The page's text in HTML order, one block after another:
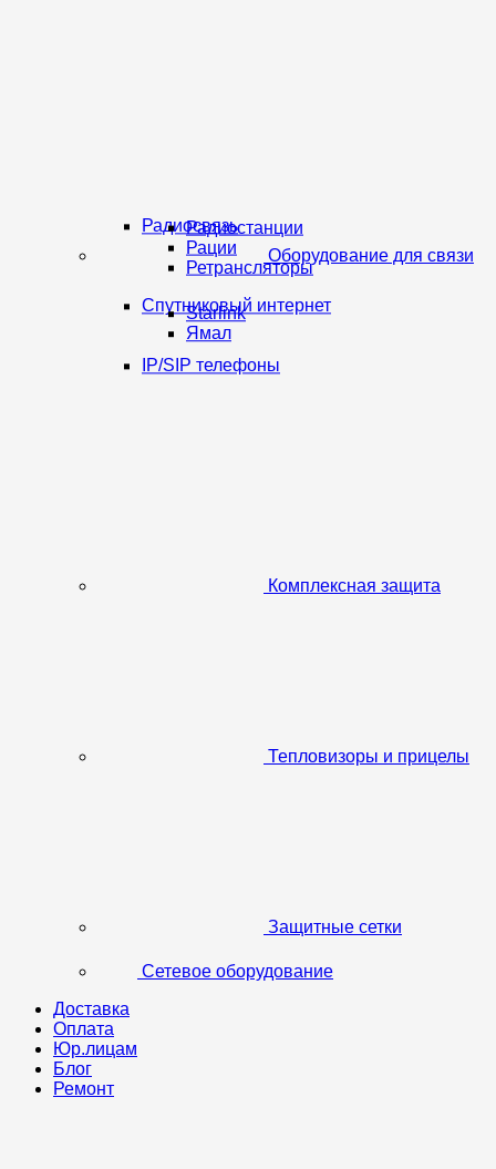
Оборудование для связи
Радиосвязь
Радиостанции
Рации
Ретрансляторы
Спутниковый интернет
Starlink
Ямал
IP/SIP телефоны
Комплексная защита
Тепловизоры и прицелы
Защитные сетки
Сетевое оборудование
Доставка
Оплата
Юр.лицам
Блог
Ремонт